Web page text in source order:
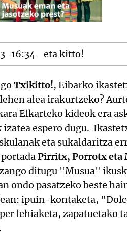
16:34 eta kitto!
Txikitto!, Eibarko
alea irakurtzeko?
Elkarteko kideok era
izatea espero dugu.
eta sukaldaritza
Pirritx, Porrotx eta
ditugu "Musua"
ondo pasatzeko beste
ipuin-kontaketa,
lehiaketa, zapatuetako